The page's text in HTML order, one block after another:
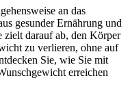
an das
gesunder Ernährung und
zielt darauf ab, den Körper
zu verlieren, ohne auf
Sie, wie Sie mit
erreichen